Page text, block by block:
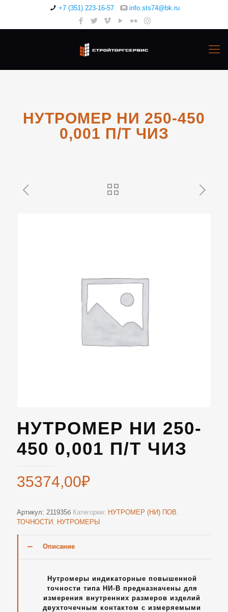
+7 (351) 223-16-57 info.sts74@bk.ru
НУТРОМЕР НИ 250-450
0,001 П/Т ЧИЗ
НУТРОМЕР НИ 250-
450 0,001 П/Т ЧИЗ
35374,00₽
Артикул: 211935б Категории: НУТРОМЕР (НИ) ПОВ.
ТОЧНОСТИ, НУТРОМЕРЫ
Описание
Нутромеры индикаторные повышенной
точности типа НИ-В предназначены для
измерения внутренних размеров изделий
двухточечным контактом с измеряемыми